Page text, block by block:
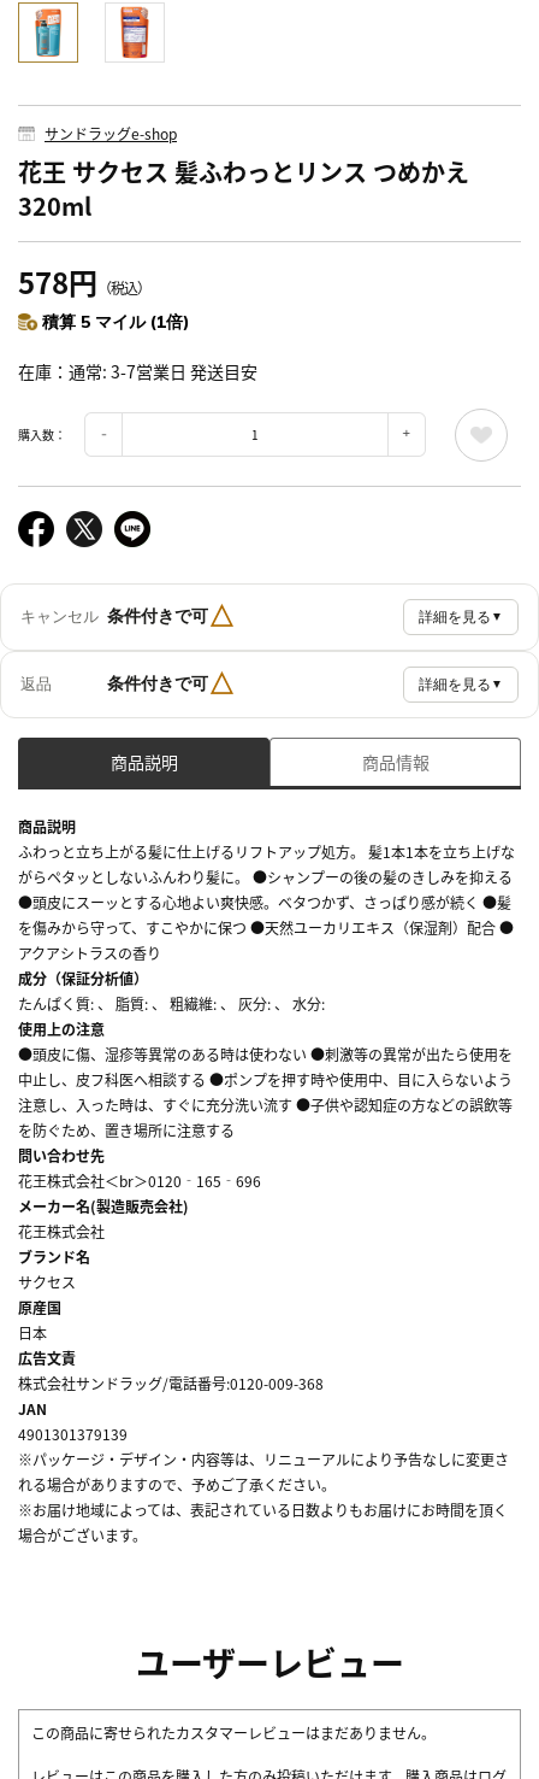
サンドラッグe-shop
花王 サクセス 髪ふわっとリンス つめかえ
320ml
578円 （税込）
積算 5 マイル (1倍)
在庫 通常: 3-7営業日 発送目安
購入数：
キャンセル 条件付きで可△ 詳細を見る ▼
返品 条件付きで可△ 詳細を見る ▼
商品説明 商品情報
商品説明
ふわっと立ち上がる髪に仕上げるリフトアップ処方。 髪1本1本を立ち上げな
がらペタッとしないふんわり髪に。 ●シャンプーの後の髪のきしみを抑える
●頭皮にスーッとする心地よい爽快感。ベタつかず、さっぱり感が続く ●髪
を傷みから守って、すこやかに保つ ●天然ユーカリエキス（保湿剤）配合 ●
アクアシトラスの香り
成分（保証分析値）
たんぱく質: 、 脂質: 、 粗繊維: 、 灰分: 、 水分:
使用上の注意
●頭皮に傷、湿疹等異常のある時は使わない ●刺激等の異常が出たら使用を
中止し、皮フ科医へ相談する ●ポンプを押す時や使用中、目に入らないよう
注意し、入った時は、すぐに充分洗い流す ●子供や認知症の方などの誤飲等
を防ぐため、置き場所に注意する
問い合わせ先
花王株式会社＜br＞0120‐165‐696
メーカー名(製造販売会社)
花王株式会社
ブランド名
サクセス
原産国
日本
広告文責
株式会社サンドラッグ/電話番号:0120-009-368
JAN
4901301379139
※パッケージ・デザイン・内容等は、リニューアルにより予告なしに変更さ
れる場合がありますので、予めご了承ください。
※お届け地域によっては、表記されている日数よりもお届けにお時間を頂く
場合がございます。
ユーザーレビュー
この商品に寄せられたカスタマーレビューはまだありません。